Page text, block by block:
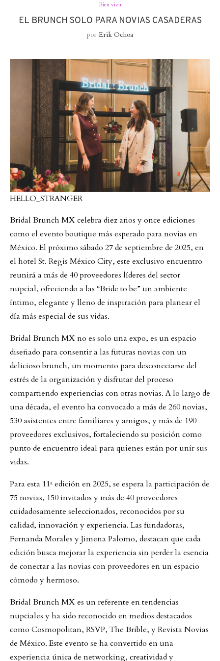
Bien vivir
EL BRUNCH SOLO PARA NOVIAS CASADERAS
por Erik Ochoa
HELLO_STRANGER
Bridal Brunch MX celebra diez años y once ediciones
como el evento boutique más esperado para novias en
México. El próximo sábado 27 de septiembre de 2025, en
el hotel St. Regis México City, este exclusivo encuentro
reunirá a más de 40 proveedores líderes del sector
nupcial, ofreciendo a las “Bride to be” un ambiente
íntimo, elegante y lleno de inspiración para planear el
día más especial de sus vidas.
Bridal Brunch MX no es solo una expo, es un espacio
diseñado para consentir a las futuras novias con un
delicioso brunch, un momento para desconectarse del
estrés de la organización y disfrutar del proceso
compartiendo experiencias con otras novias. A lo largo de
una década, el evento ha convocado a más de 260 novias,
530 asistentes entre familiares y amigos, y más de 190
proveedores exclusivos, fortaleciendo su posición como
punto de encuentro ideal para quienes están por unir sus
vidas.
Para esta 11ª edición en 2025, se espera la participación de
75 novias, 150 invitados y más de 40 proveedores
cuidadosamente seleccionados, reconocidos por su
calidad, innovación y experiencia. Las fundadoras,
Fernanda Morales y Jimena Palomo, destacan que cada
edición busca mejorar la experiencia sin perder la esencia
de conectar a las novias con proveedores en un espacio
cómodo y hermoso.
Bridal Brunch MX es un referente en tendencias
nupciales y ha sido reconocido en medios destacados
como Cosmopolitan, RSVP, The Brible, y Revista Novias
de México. Este evento se ha convertido en una
experiencia única de networking, creatividad y